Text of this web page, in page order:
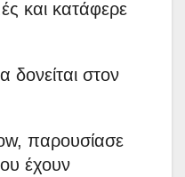
και κατάφερε
δονείται στον
παρουσίασε
έχουν